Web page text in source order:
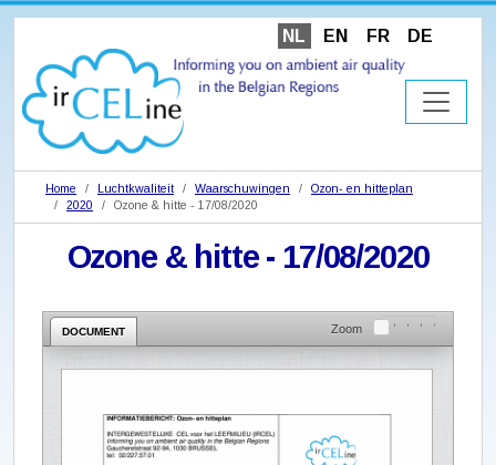
NL EN FR DE
Home Luchtkwaliteit Waarschuwingen
Ozon- en hitteplan
2020
Ozone & hitte - 17/08/2020
Ozone & hitte - 17/08/2020
DOCUMENT Zoom